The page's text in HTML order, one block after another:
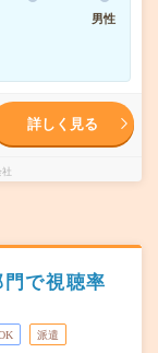
男性
詳しく見る
で視聴率
派遣